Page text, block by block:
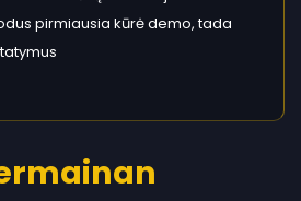
pirmiausia kūrė demo, tada